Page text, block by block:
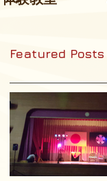
Featured Posts